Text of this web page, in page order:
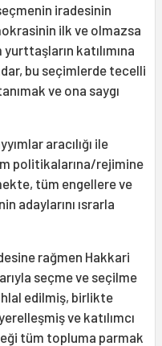
iradesinin
ilk ve olmazsa
katılımına
bu seçimlerde tecelli
ve ona saygı
aracılığı ile
politikalarına/rejimine
tüm engellere ve
adaylarını ısrarla
rağmen Hakkari
seçme ve seçilme
edilmiş, birlikte
ve katılımcı
tüm topluma parmak